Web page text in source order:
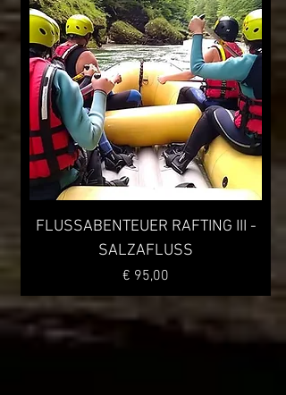
FLUSSABENTEUER RAFTING III -
SALZAFLUSS
Preis
€ 95,00